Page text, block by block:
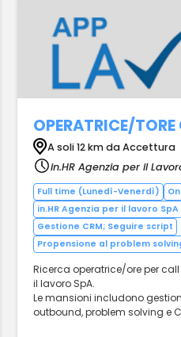
OPERATRICE/TORE
A soli 12 km da Accettura
in.HR Agenzia per il
Full time (Lunedì-Venerdì)
in.HR Agenzia per il lavoro SpA
Gestione CRM; Seguire script
Propensione al problem
Ricerca operatrice/ore per call
il lavoro SpA.
Le mansioni includono
outbound, problem solving e